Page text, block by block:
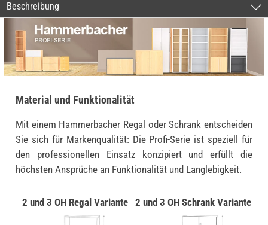
Beschreibung
Material und Funktionalität
Mit einem Hammerbacher Regal oder Schrank entscheiden
Sie sich für Markenqualität: Die Profi-Serie ist speziell für
den professionellen Einsatz konzipiert und erfüllt die
höchsten Ansprüche an Funktionalität und Langlebigkeit.
2 und 3 OH Regal Variante 2 und 3 OH Schrank Variante